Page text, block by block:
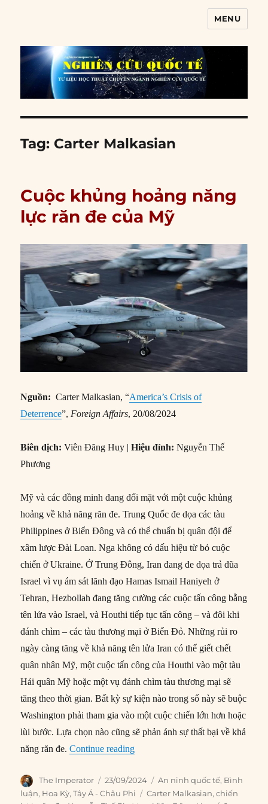
MENU
Tag: Carter Malkasian
Cuộc khủng hoảng năng
lực răn đe của Mỹ
Nguồn: Carter Malkasian, “America’s Crisis of
Deterrence”,Foreign Affairs, 20/08/2024
Biên dịch: Viên Đăng Huy |Hiệu đính: Nguyễn Thế
Phương
Mỹ và các đồng minh đang đối mặt với một cuộc khủng
hoảng về khả năng răn đe. Trung Quốc đe dọa các tàu
Philippines ở Biển Đông và có thể chuẩn bị quân đội để
xâm lược Đài Loan. Nga không có dấu hiệu từ bỏ cuộc
chiến ở Ukraine. Ở Trung Đông, Iran đang đe dọa trả đũa
Israel vì vụ ám sát lãnh đạo Hamas Ismail Haniyeh ở
Tehran, Hezbollah đang tăng cường các cuộc tấn công bằng
tên lửa vào Israel, và Houthi tiếp tục tấn công – và đôi khi
đánh chìm – các tàu thương mại ở Biển Đỏ. Những rủi ro
ngày càng tăng về khả năng tên lửa Iran có thể giết chết
quân nhân Mỹ, một cuộc tấn công của Houthi vào một tàu
Hải quân Mỹ hoặc một vụ đánh chìm tàu thương mại sẽ
tăng theo thời gian. Bất kỳ sự kiện nào trong số này sẽ buộc
Washington phải tham gia vào một cuộc chiến lớn hơn hoặc
lùi bước. Lựa chọn nào cũng sẽ phản ánh sự thất bại về khả
năng răn đe.Continue reading“Cuộc khủng hoảng năng lực răn
Author
The Imperator
Posted
on
23/09/2024 Categories
An ninh quốc tế, Bình
luận, Hoa Kỳ,Tây Á - Châu Phi Tags
Carter Malkasian,chiến